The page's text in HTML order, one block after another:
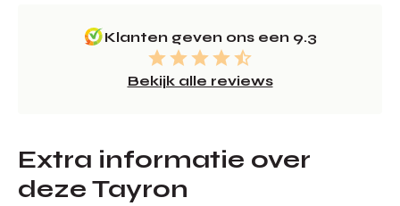
Klanten geven ons een 9.3
Bekijk alle reviews
Extra informatie over
deze Tayron